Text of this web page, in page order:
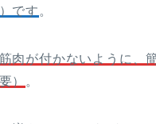
です 。
肉が付かないように、
）
。